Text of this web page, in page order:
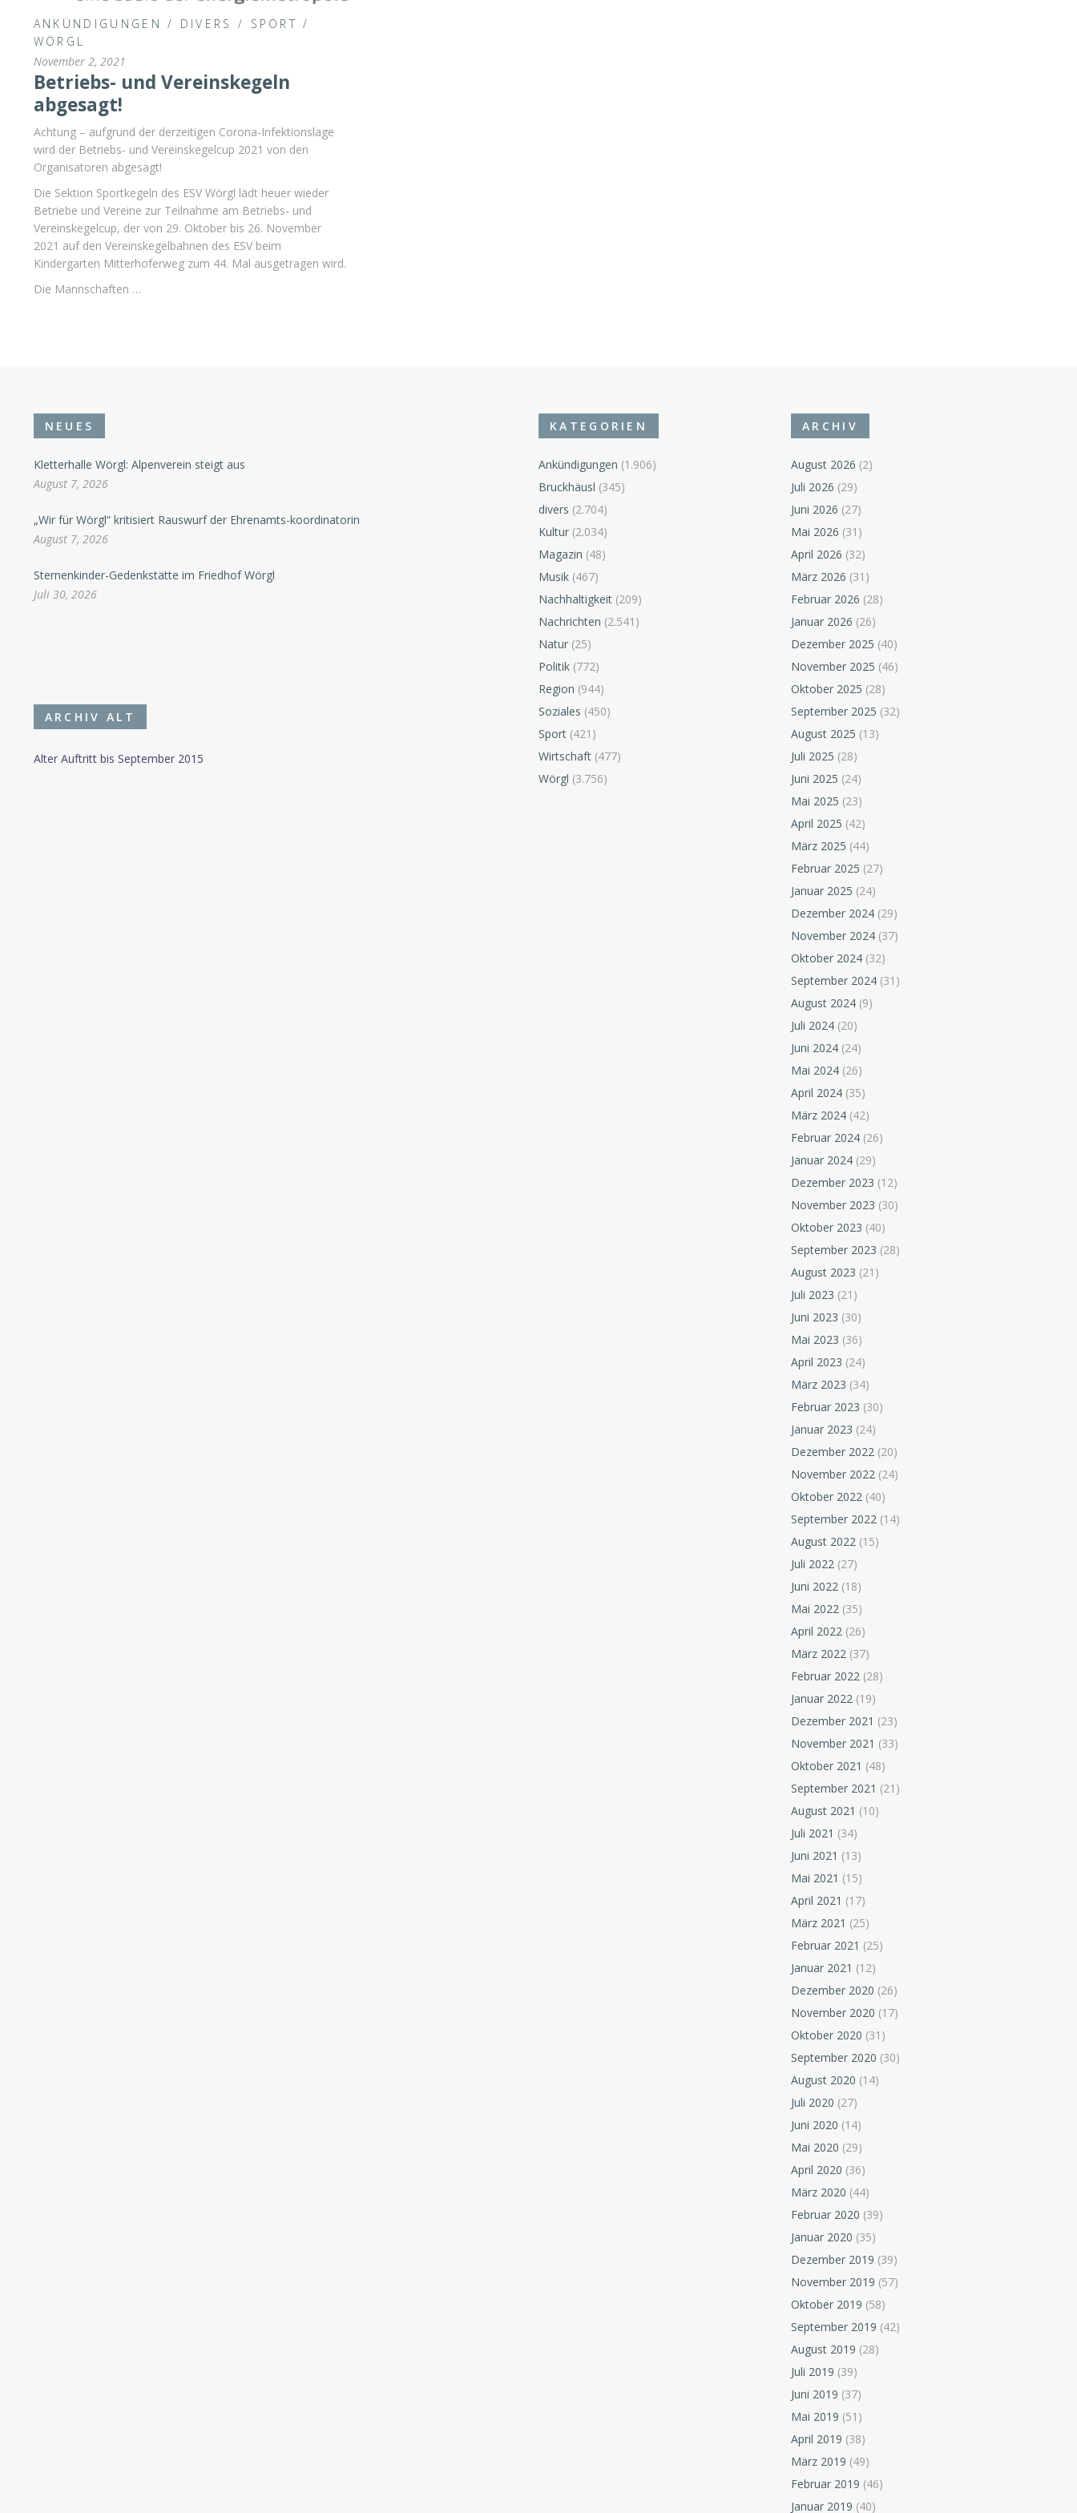
ANKÜNDIGUNGEN / DIVERS / SPORT /
WÖRGL
November 2, 2021
Betriebs- und Vereinskegeln
abgesagt!
Achtung – aufgrund der derzeitigen Corona-Infektionslage
wird der Betriebs- und Vereinskegelcup 2021 von den
Organisatoren abgesagt!
Die Sektion Sportkegeln des ESV Wörgl lädt heuer wieder
Betriebe und Vereine zur Teilnahme am Betriebs- und
Vereinskegelcup, der von 29. Oktober bis 26. November
2021 auf den Vereinskegelbahnen des ESV beim
Kindergarten Mitterhoferweg zum 44. Mal ausgetragen wird.
Die Mannschaften …
NEUES
Kletterhalle Wörgl: Alpenverein steigt aus
August 7, 2026
„Wir für Wörgl“ kritisiert Rauswurf der Ehrenamts-koordinatorin
August 7, 2026
Sternenkinder-Gedenkstätte im Friedhof Wörgl
Juli 30, 2026
ARCHIV ALT
Alter Auftritt bis September 2015
KATEGORIEN
Ankündigungen (1.906)
Bruckhäusl (345)
divers (2.704)
Kultur (2.034)
Magazin (48)
Musik (467)
Nachhaltigkeit (209)
Nachrichten (2.541)
Natur (25)
Politik (772)
Region (944)
Soziales (450)
Sport (421)
Wirtschaft (477)
Wörgl (3.756)
ARCHIV
August 2026 (2)
Juli 2026 (29)
Juni 2026 (27)
Mai 2026 (31)
April 2026 (32)
März 2026 (31)
Februar 2026 (28)
Januar 2026 (26)
Dezember 2025 (40)
November 2025 (46)
Oktober 2025 (28)
September 2025 (32)
August 2025 (13)
Juli 2025 (28)
Juni 2025 (24)
Mai 2025 (23)
April 2025 (42)
März 2025 (44)
Februar 2025 (27)
Januar 2025 (24)
Dezember 2024 (29)
November 2024 (37)
Oktober 2024 (32)
September 2024 (31)
August 2024 (9)
Juli 2024 (20)
Juni 2024 (24)
Mai 2024 (26)
April 2024 (35)
März 2024 (42)
Februar 2024 (26)
Januar 2024 (29)
Dezember 2023 (12)
November 2023 (30)
Oktober 2023 (40)
September 2023 (28)
August 2023 (21)
Juli 2023 (21)
Juni 2023 (30)
Mai 2023 (36)
April 2023 (24)
März 2023 (34)
Februar 2023 (30)
Januar 2023 (24)
Dezember 2022 (20)
November 2022 (24)
Oktober 2022 (40)
September 2022 (14)
August 2022 (15)
Juli 2022 (27)
Juni 2022 (18)
Mai 2022 (35)
April 2022 (26)
März 2022 (37)
Februar 2022 (28)
Januar 2022 (19)
Dezember 2021 (23)
November 2021 (33)
Oktober 2021 (48)
September 2021 (21)
August 2021 (10)
Juli 2021 (34)
Juni 2021 (13)
Mai 2021 (15)
April 2021 (17)
März 2021 (25)
Februar 2021 (25)
Januar 2021 (12)
Dezember 2020 (26)
November 2020 (17)
Oktober 2020 (31)
September 2020 (30)
August 2020 (14)
Juli 2020 (27)
Juni 2020 (14)
Mai 2020 (29)
April 2020 (36)
März 2020 (44)
Februar 2020 (39)
Januar 2020 (35)
Dezember 2019 (39)
November 2019 (57)
Oktober 2019 (58)
September 2019 (42)
August 2019 (28)
Juli 2019 (39)
Juni 2019 (37)
Mai 2019 (51)
April 2019 (38)
März 2019 (49)
Februar 2019 (46)
Januar 2019 (40)